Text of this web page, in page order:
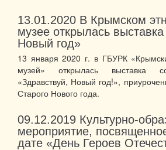
13.01.2020 В Крымском
музее открылась
Новый год»
13 января 2020 г. в ГБУРК
музей» открылась выставка
«Здравствуй, Новый год!»,
Старого Нового года.
09.12.2019 Культурно-
мероприятие,
дате «День Героев